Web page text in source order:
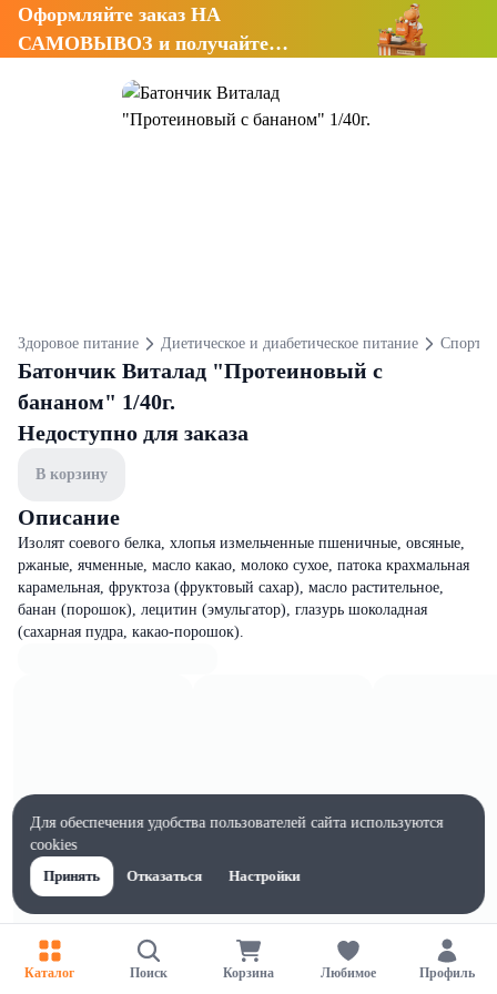
Оформляйте заказ НА
САМОВЫВОЗ и получайте
Здоровое питание Диетическое и диабетическое питание
Батончик Виталад "Протеиновый с
бананом" 1/40г.
Недоступно для заказа
В корзину
Описание
Изолят соевого белка, хлопья измельченные пшеничные, овсяные,
ржаные, ячменные, масло какао, молоко сухое, патока крахмальная
карамельная, фруктоза (фруктовый сахар), масло растительное,
банан (порошок), лецитин (эмульгатор), глазурь шоколадная
(сахарная пудра, какао-порошок).
Каталог Поиск Корзина Любимое Профиль
Для обеспечения удобства пользователей сайта используются
cookies
Принять
Отказаться Настройки